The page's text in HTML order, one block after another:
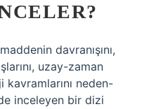
davranışını,
uzay-zaman
kavramlarını neden-
inceleyen bir dizi